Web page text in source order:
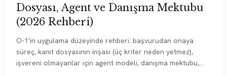
Dosyası, Agent ve Danışma Mektubu
(2026 Rehberi)
O-1'in uygulama düzeyinde rehberi: başvurudan onaya
süreç, kanıt dosyasının inşası (üç kriter neden yetmez),
işvereni olmayanlar için agent modeli, danışma mektubu,